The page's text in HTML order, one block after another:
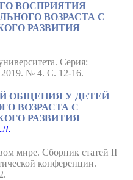
ВОСПРИЯТИЯ
ВОЗРАСТА С
РАЗВИТИЯ
Серия:
2019. № 4. С. 12-16.
ОБЩЕНИЯ У ДЕТЕЙ
ВОЗРАСТА С
РАЗВИТИЯ
мире. Сборник статей II
конференции.